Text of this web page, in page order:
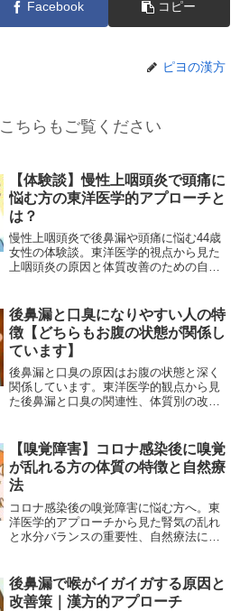
Facebook コピー
ピヨの漢方
こちらもご覧ください
【体験談】慢性上咽頭炎で頭痛に
悩む方の東洋医学的アプローチと
は？
慢性上咽頭炎で後鼻漏や頭痛に悩む44歳
女性の体験談。東洋医学的視点から見た
上咽頭炎の原因と体質改善のための自然
後鼻漏と口臭になりやすい人の特
徴【どちらもお腹の状態が関係し
ています】
後鼻漏と口臭の原因はお腹の状態と深く
関係しています。東洋医学的観点から見
た後鼻漏と口臭の関連性、体質別の改善
【嗅覚障害】コロナ感染後に嗅覚
が乱れる方の体質の特徴と自然療
法
コロナ感染後の嗅覚障害に悩む方へ。東
洋医学的アプローチから見た腎気の乱れ
と水分バランスの重要性、自然療法によ
しょう。
後鼻漏で喉がイガイガする原因と
改善策｜漢方的アプローチ